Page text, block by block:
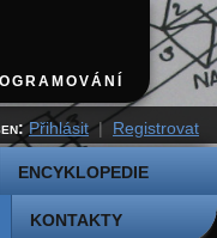
ENCYKLOPEDIE
KONTAKTY
Přihlásit | Registrovat